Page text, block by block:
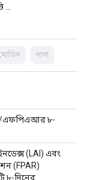
…
নাসা
এফপিএআর ৮-
(LAI) এবং
(FPAR)
৮-দিনের